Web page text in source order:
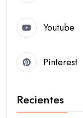
Youtube
Pinterest
Recientes